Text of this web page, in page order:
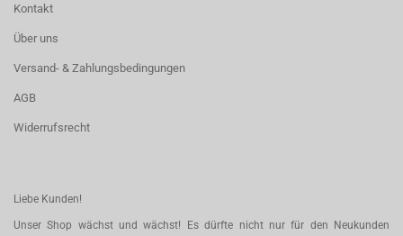
Kontakt
Über uns
Versand- & Zahlungsbedingungen
AGB
Widerrufsrecht
Liebe Kunden!
Unser Shop wächst und wächst! Es dürfte nicht nur für den Neukunden